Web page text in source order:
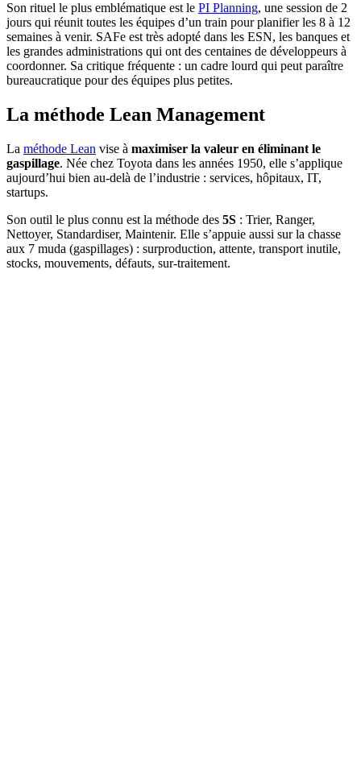
Son rituel le plus emblématique est le PI Planning, une session de 2
jours qui réunit toutes les équipes d’un train pour planifier les 8 à 12
semaines à venir. SAFe est très adopté dans les ESN, les banques et
les grandes administrations qui ont des centaines de développeurs à
coordonner. Sa critique fréquente : un cadre lourd qui peut paraître
bureaucratique pour des équipes plus petites.
La méthode Lean Management
La méthode Lean vise à maximiser la valeur en éliminant le
gaspillage. Née chez Toyota dans les années 1950, elle s’applique
aujourd’hui bien au-delà de l’industrie : services, hôpitaux, IT,
startups.
Son outil le plus connu est la méthode des 5S : Trier, Ranger,
Nettoyer, Standardiser, Maintenir. Elle s’appuie aussi sur la chasse
aux 7 muda (gaspillages) : surproduction, attente, transport inutile,
stocks, mouvements, défauts, sur-traitement.